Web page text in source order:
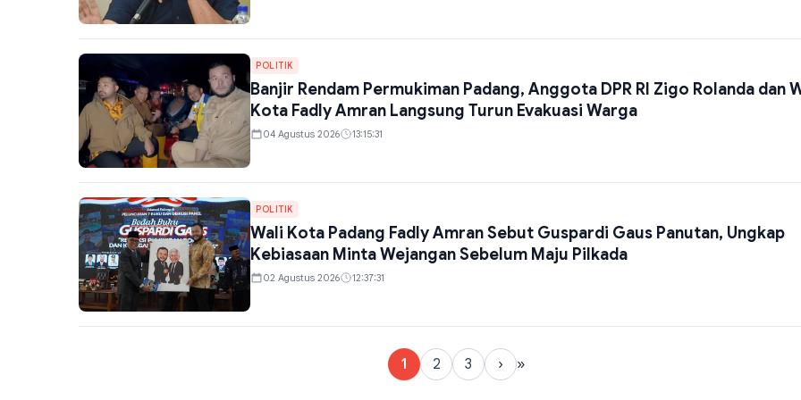
POLITIK
Banjir Rendam Permukiman Padang, Anggota DPR RI Zigo Rolanda dan
Kota Fadly Amran Langsung Turun Evakuasi Warga
04 Agustus 2026 13:15:31
POLITIK
Wali Kota Padang Fadly Amran Sebut Guspardi Gaus Panutan, Ungkap
Kebiasaan Minta Wejangan Sebelum Maju Pilkada
02 Agustus 2026 12:37:31
1 2 3 › »